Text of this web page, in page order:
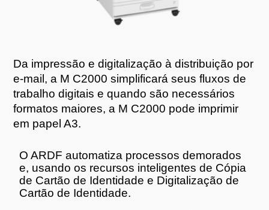
Da impressão e digitalização à distribuição por
e-mail, a M C2000 simplificará seus fluxos de
trabalho digitais e quando são necessários
formatos maiores, a M C2000 pode imprimir
em papel A3.
O ARDF automatiza processos demorados
e, usando os recursos inteligentes de Cópia
de Cartão de Identidade e Digitalização de
Cartão de Identidade.